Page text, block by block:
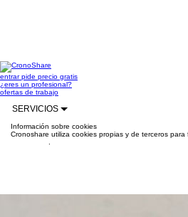
entrarpide precio gratis
¿eres un profesional?
ofertas de trabajo
SERVICIOS
Información sobre cookies
Cronoshare utiliza cookies propias y de terceros